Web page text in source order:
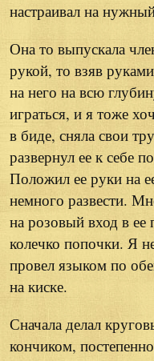
настраивал на
Она то выпускала
рукой, то взяв
на него на всю
играться, и я тоже
в биде, сняла свои
развернул ее к себе
Положил ее руки на
немного развести.
на розовый вход в
колечко попочки. Я
провел языком по
на киске.
Сначала делал
кончиком,